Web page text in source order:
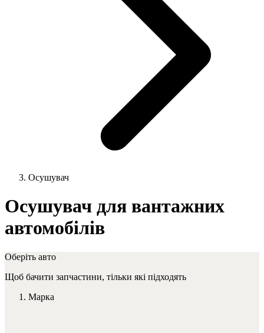
Осушувач
Осушувач для вантажних
автомобілів
Оберіть авто
Щоб бачити запчастини, тільки які підходять
Марка